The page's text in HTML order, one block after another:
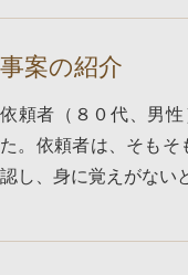
事案の紹介
依頼者（８０代、男
た。依頼者は、そも
認し、身に覚えがない